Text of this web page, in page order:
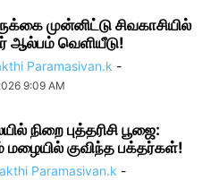
முன்னிட்டு சிவகாசியில்
ஆல்பம் வெளியீடு!
Paramasivan.k -
9:09 AM
நிறை புத்தரிசி பூஜை:
குவிந்த பக்தர்கள்!
Paramasivan.k -